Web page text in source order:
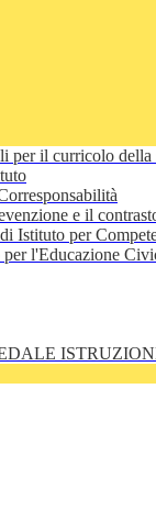
per il curricolo
e il
Istituto per
l'Educazione